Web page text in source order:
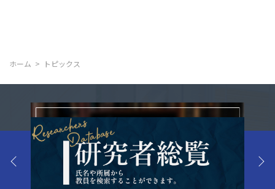
ホーム トピックス